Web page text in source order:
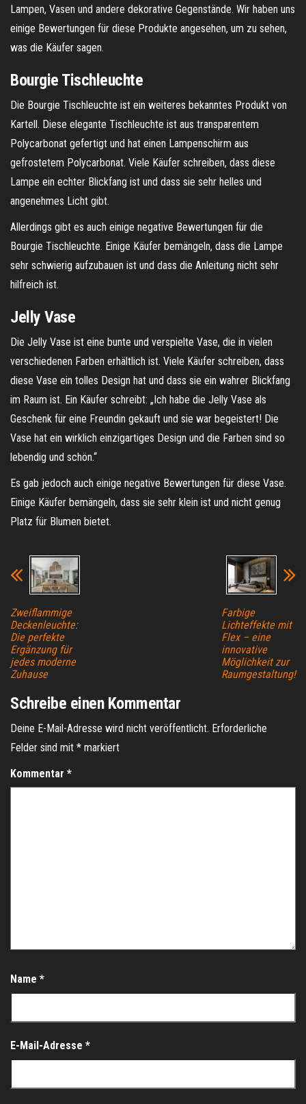
Lampen, Vasen und andere dekorative Gegenstände. Wir haben uns
einige Bewertungen für diese Produkte angesehen, um zu sehen,
was die Käufer sagen.
Bourgie Tischleuchte
Die Bourgie Tischleuchte ist ein weiteres bekanntes Produkt von
Kartell. Diese elegante Tischleuchte ist aus transparentem
Polycarbonat gefertigt und hat einen Lampenschirm aus
gefrostetem Polycarbonat. Viele Käufer schreiben, dass diese
Lampe ein echter Blickfang ist und dass sie sehr helles und
angenehmes Licht gibt.
Allerdings gibt es auch einige negative Bewertungen für die
Bourgie Tischleuchte. Einige Käufer bemängeln, dass die Lampe
sehr schwierig aufzubauen ist und dass die Anleitung nicht sehr
hilfreich ist.
Jelly Vase
Die Jelly Vase ist eine bunte und verspielte Vase, die in vielen
verschiedenen Farben erhältlich ist. Viele Käufer schreiben, dass
diese Vase ein tolles Design hat und dass sie ein wahrer Blickfang
im Raum ist. Ein Käufer schreibt: „Ich habe die Jelly Vase als
Geschenk für eine Freundin gekauft und sie war begeistert! Die
Vase hat ein wirklich einzigartiges Design und die Farben sind so
lebendig und schön.“
Es gab jedoch auch einige negative Bewertungen für diese Vase.
Einige Käufer bemängeln, dass sie sehr klein ist und nicht genug
Platz für Blumen bietet.
Zweiflammige
Deckenleuchte:
Die perfekte
Ergänzung für
jedes moderne
Zuhause
Farbige
Lichteffekte mit
Flex – eine
innovative
Möglichkeit zur
Raumgestaltung!
Schreibe einen Kommentar
Deine E-Mail-Adresse wird nicht veröffentlicht. Erforderliche
Felder sind mit * markiert
Kommentar *
Name *
E-Mail-Adresse *